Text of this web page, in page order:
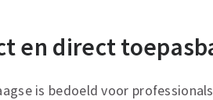
en direct
is bedoeld voor